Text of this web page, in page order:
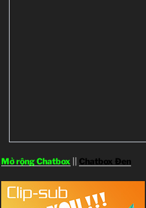
Mở rộng Chatbox Chatbox Đen